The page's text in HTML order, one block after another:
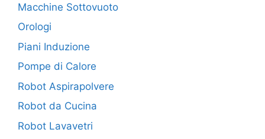
Macchine Sottovuoto
Orologi
Piani Induzione
Pompe di Calore
Robot Aspirapolvere
Robot da Cucina
Robot Lavavetri